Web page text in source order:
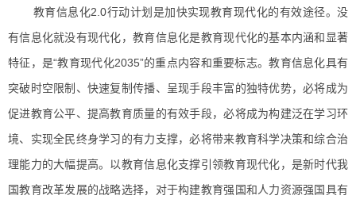
教育信息化2.0行动计划是加快实现教育现代化的有效途径。没
有信息化就没有现代化，教育信息化是教育现代化的基本内涵和显著
特征，是“教育现代化2035”的重点内容和重要标志。教育信息化具有
突破时空限制、快速复制传播、呈现手段丰富的独特优势，必将成为
促进教育公平、提高教育质量的有效手段，必将成为构建泛在学习环
境、实现全民终身学习的有力支撑，必将带来教育科学决策和综合治
理能力的大幅提高。以教育信息化支撑引领教育现代化，是新时代我
国教育改革发展的战略选择，对于构建教育强国和人力资源强国具有